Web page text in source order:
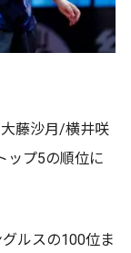
藤沙月/横井咲
ップ5の順位に
ルスの100位ま